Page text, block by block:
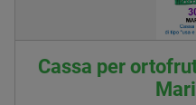
Cassa per